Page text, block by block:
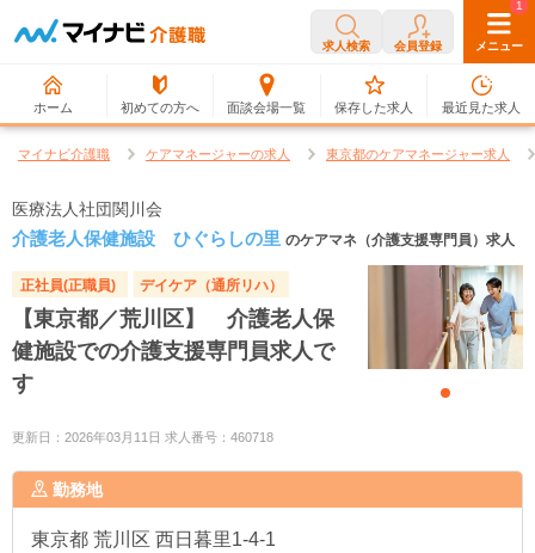
求人検索 会員登録 メニュー
ホーム 初めての方へ 面談会場一覧
0
保存した求人
1
最近見た求人
マイナビ介護職 ケアマネージャーの求人 東京都のケアマネージャー求人
医療法人社団関川会
介護老人保健施設 ひぐらしの里 のケアマネ（介護支援専門員）求人
正社員(正職員) デイケア（通所リハ）
【東京都／荒川区】 介護老人保
健施設での介護支援専門員求人で
す
更新日：2026年03月11日 求人番号：460718
勤務地
東京都 荒川区 西日暮里1-4-1